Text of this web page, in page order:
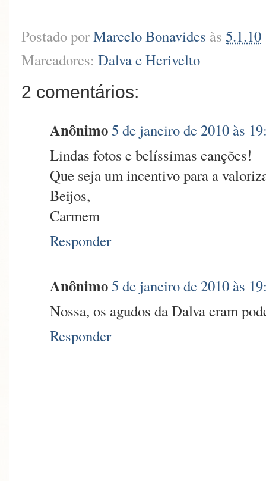
Postado porMarcelo Bonavides às 5.1.10
Marcadores: Dalva e Herivelto
2 comentários:
Anônimo5 de janeiro de 2010 às
Lindas fotos e belíssimas canções!
Que seja um incentivo para a
Beijos,
Carmem
Responder
Anônimo5 de janeiro de 2010 às
Nossa, os agudos da Dalva eram
Responder